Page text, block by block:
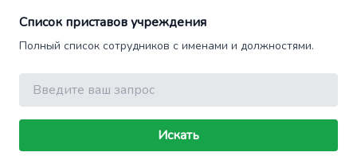
Список приставов учреждения
Полный список сотрудников с именами и должностями.
Поиск
Искать